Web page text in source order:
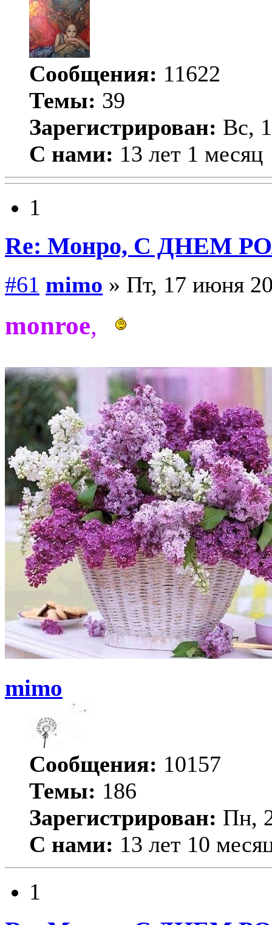
Сообщения: 11622
Темы: 39
Зарегистрирован: Вс,
С нами: 13 лет 1 месяц
1
Re: Монро, С ДНЕМ
#61 mimo » Пт, 17 июня
monroe,
mimo
Сообщения: 10157
Темы: 186
Зарегистрирован: Пн,
С нами: 13 лет 10
1